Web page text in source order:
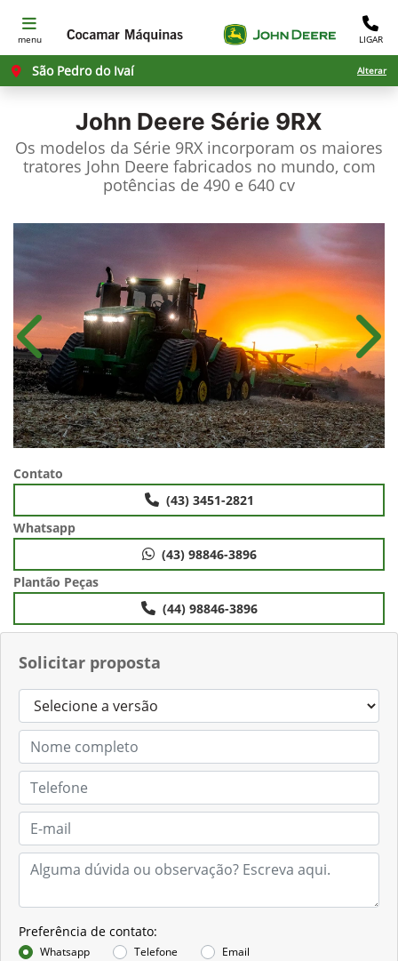
menu LIGAR
São Pedro do Ivaí Alterar
John Deere Série 9RX
Os modelos da Série 9RX incorporam os maiores
tratores John Deere fabricados no mundo, com
potências de 490 e 640 cv
Solicitar proposta
Preferência de contato:
Whatsapp Telefone Email
Anterior
Contato
(43) 3451-2821
Whatsapp
(43) 98846-3896
Plantão Peças
(44) 98846-3896